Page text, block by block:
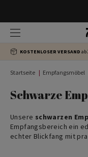
KOSTENLOSER VERSAND ab
Startseite Empfangsmöbel
Schwarze
Unsere schwarzen
Empfangsbereich ein
echter Blickfang mit
Büro
Büroschränke
Beistelltische